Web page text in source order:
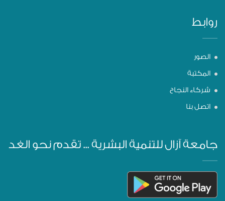
روابط
الصور
المكتبة
شركاء النجاح
اتصل بنا
جامعة آزال للتنمية البشرية ... تقدم نحو الغد